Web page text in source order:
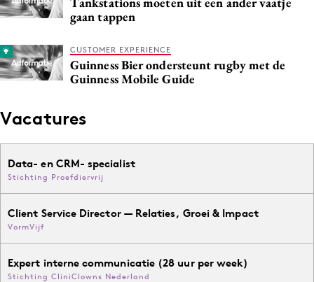
Influencer marketing
Martech
Media
PR
Programmatic
Purpose Marketing
Reputatie & crisis
gaan tappen
CUSTOMER EXPERIENCE
Guinness Bier ondersteunt rugby met de
Guinness Mobile Guide
Vacatures
Data- en CRM- specialist
Stichting Proefdiervrij
Client Service Director — Relaties, Groei & Impact
VormVijf
Expert interne communicatie (28 uur per week)
Stichting CliniClowns Nederland